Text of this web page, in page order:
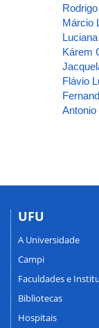
Márcio
Kárem
Flávio
Antonio
UFU
A Universidade
Campi
Faculdades e
Bibliotecas
Hospitais